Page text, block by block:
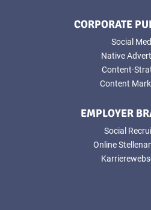
CORPORATE
Social
Native
Content-
Content
EMPLOYER
Social
Online